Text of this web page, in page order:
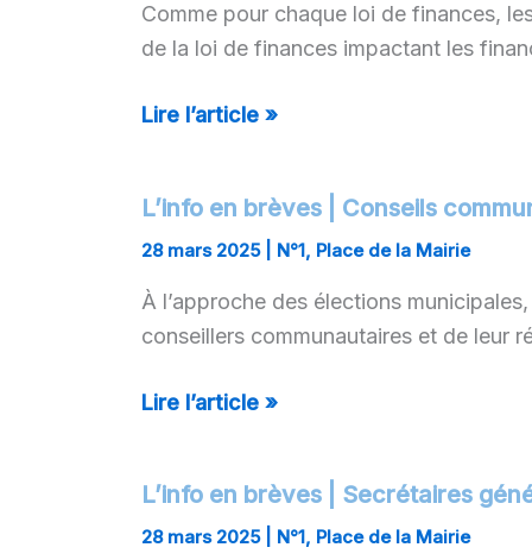
Comme pour chaque loi de finances,
de la loi de finances impactant les
Loi
de
Une
l’AMF
sur
principales
le
bloc
Lire l’article »
L’info en brèves | Conseils
28 mars 2025 N°1, Place de la Mairie
À l’approche des élections
conseillers communautaires et de leur
L’info
en
|
Conseils
–
composition
Lire l’article »
L’info en brèves | Secrétaires
28 mars 2025 N°1, Place de la Mairie
L’info
en